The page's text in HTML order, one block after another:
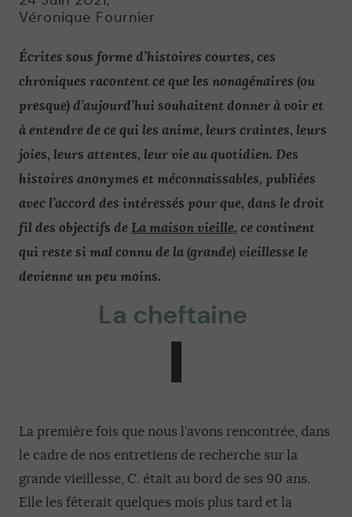
Véronique Fournier
Écrites sous forme d’histoires courtes, ces
chroniques racontent ce que les nonagénaires (ou
presque) d’aujourd’hui souhaitent donner à voir et
à entendre de ce qui les anime, leurs craintes, leurs
joies, leurs attentes, leur vie au quotidien. Des
histoires anonymes et méconnaissables, publiées
avec l’accord des intéressés pour que, dans le droit
fil des objectifs de La maison vieille, ce continent
qui reste si mal connu de la (grande) vieillesse le
devienne un peu moins.
La cheftaine
La première fois que nous l’avons rencontrée, dans
le cadre de nos entretiens de recherche sur la
grande vieillesse, C. était au bord de ses 90 ans.
Elle les fêterait quelques mois plus tard et la